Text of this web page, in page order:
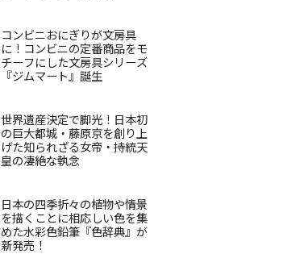
コンビニおにぎりが文房具
に！コンビニの定番商品をモ
チーフにした文房具シリーズ
『ジムマート』誕生
世界遺産決定で脚光！日本初
の巨大都城・藤原京を創り上
げた知られざる女帝・持統天
皇の凄絶な執念
日本の四季折々の植物や情景
を描くことに相応しい色を集
めた水彩色鉛筆『色辞典』が
新発売！